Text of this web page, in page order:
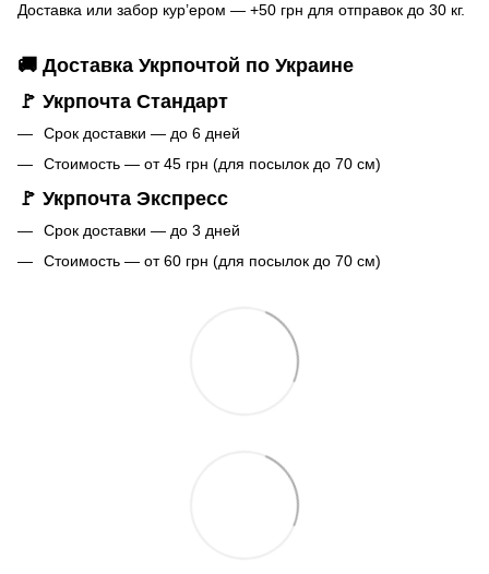
Доставка или забор кур’ером — +50 грн для отправок до 30 кг.
🚚 Доставка Укрпочтой по Украине
🚩 Укрпочта Стандарт
Срок доставки — до 6 дней
Стоимость — от 45 грн (для посылок до 70 см)
🚩 Укрпочта Экспресс
Срок доставки — до 3 дней
Стоимость — от 60 грн (для посылок до 70 см)